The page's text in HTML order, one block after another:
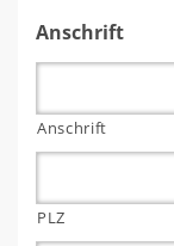
Anschrift
Anschrift
PLZ